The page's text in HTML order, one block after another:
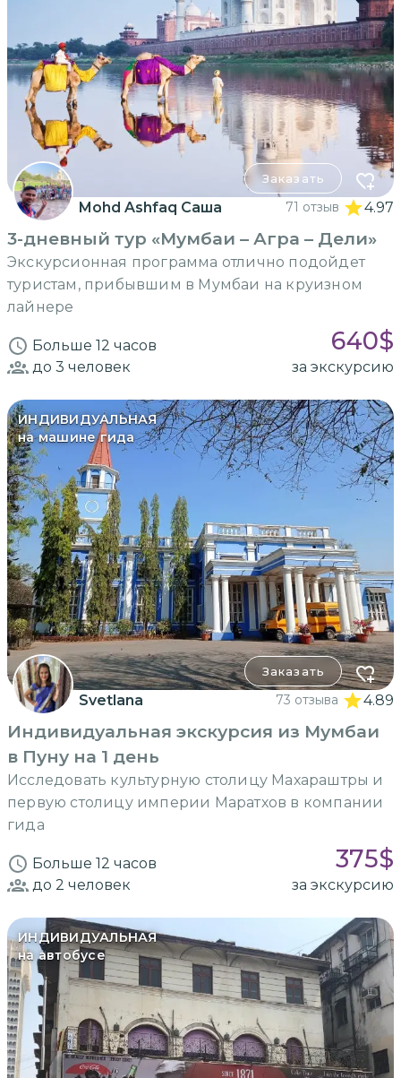
Заказать
Mohd Ashfaq Саша 71 отзыв 4.97
3-дневный тур «Мумбаи – Агра – Дели»
Экскурсионная программа отлично подойдет
туристам, прибывшим в Мумбаи на круизном
лайнере
Больше 12 часов 640$
до 3 человек за экскурсию
ИНДИВИДУАЛЬНАЯ
на машине гида
Заказать
Svetlana 73 отзыва 4.89
Индивидуальная экскурсия из Мумбаи
в Пуну на 1 день
Исследовать культурную столицу Махараштры и
первую столицу империи Маратхов в компании
гида
Больше 12 часов 375$
до 2 человек за экскурсию
ИНДИВИДУАЛЬНАЯ
на автобусе